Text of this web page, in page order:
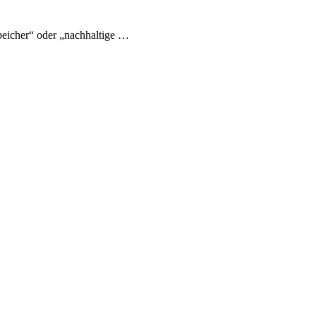
oder „nachhaltige …